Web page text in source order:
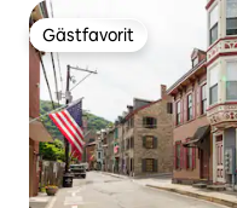
Gästfavorit
Gästfavorit